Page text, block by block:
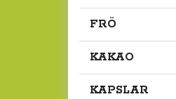
FRÖ
KAKAO
KAPSLAR